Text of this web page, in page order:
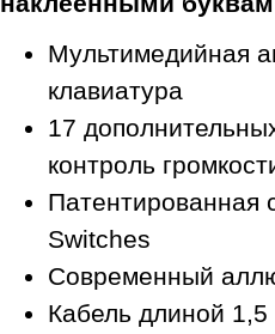
Мультимедийная
клавиатура
17
контроль
Патентированная
Switches
Современный
Кабель длиной